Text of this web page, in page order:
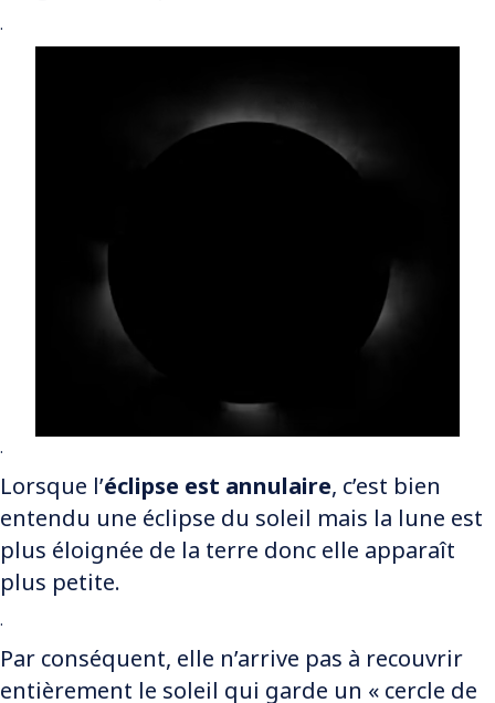
.
.
Lorsque l’éclipse est annulaire, c’est bien
entendu une éclipse du soleil mais la lune est
plus éloignée de la terre donc elle apparaît
plus petite.
.
Par conséquent, elle n’arrive pas à recouvrir
entièrement le soleil qui garde un « cercle de